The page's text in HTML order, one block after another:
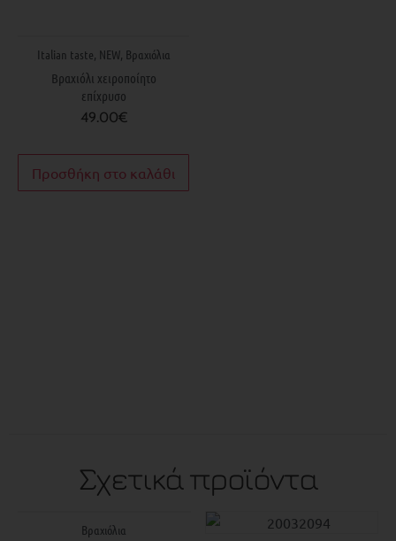
Italian taste, NEW, Βραχιόλια
Βραχιόλι χειροποίητο
επίχρυσο
49.00€
Προσθήκη στο καλάθι
Σχετικά προϊόντα
Βραχιόλια